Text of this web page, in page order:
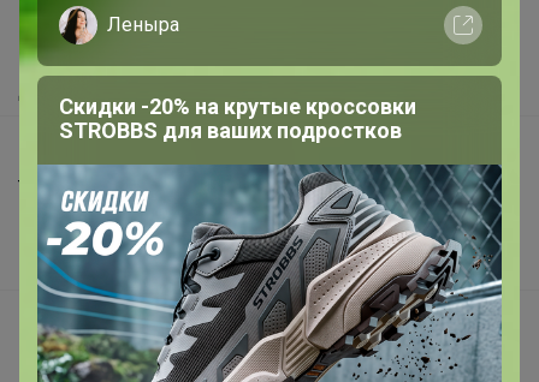
Как сделать заказ?
Как получить?
Доставка
Торговые марки
Наша команда
В наличии
Подарочные сертификаты
Реклама на сайте
Леныра
Скидки -20% на крутые кроссовки
STROBBS для ваших подростков